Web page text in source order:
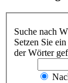
Suche nach
Setzen Sie ein
der Wörter